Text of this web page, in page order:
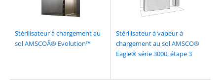
Stérilisateur à chargement au
sol AMSCOÂ® Evolution™
Stérilisateur à vapeur à
chargement au sol AMSCO®
Eagle® série 3000, étape 3